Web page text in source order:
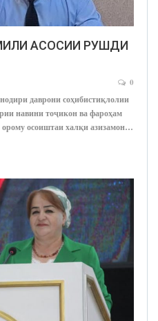
АСОСИИ РУШДИ
0
даврони соҳибистиқлолии
навини тоҷикон ва фароҳам
осоиштаи халқи азизамон…